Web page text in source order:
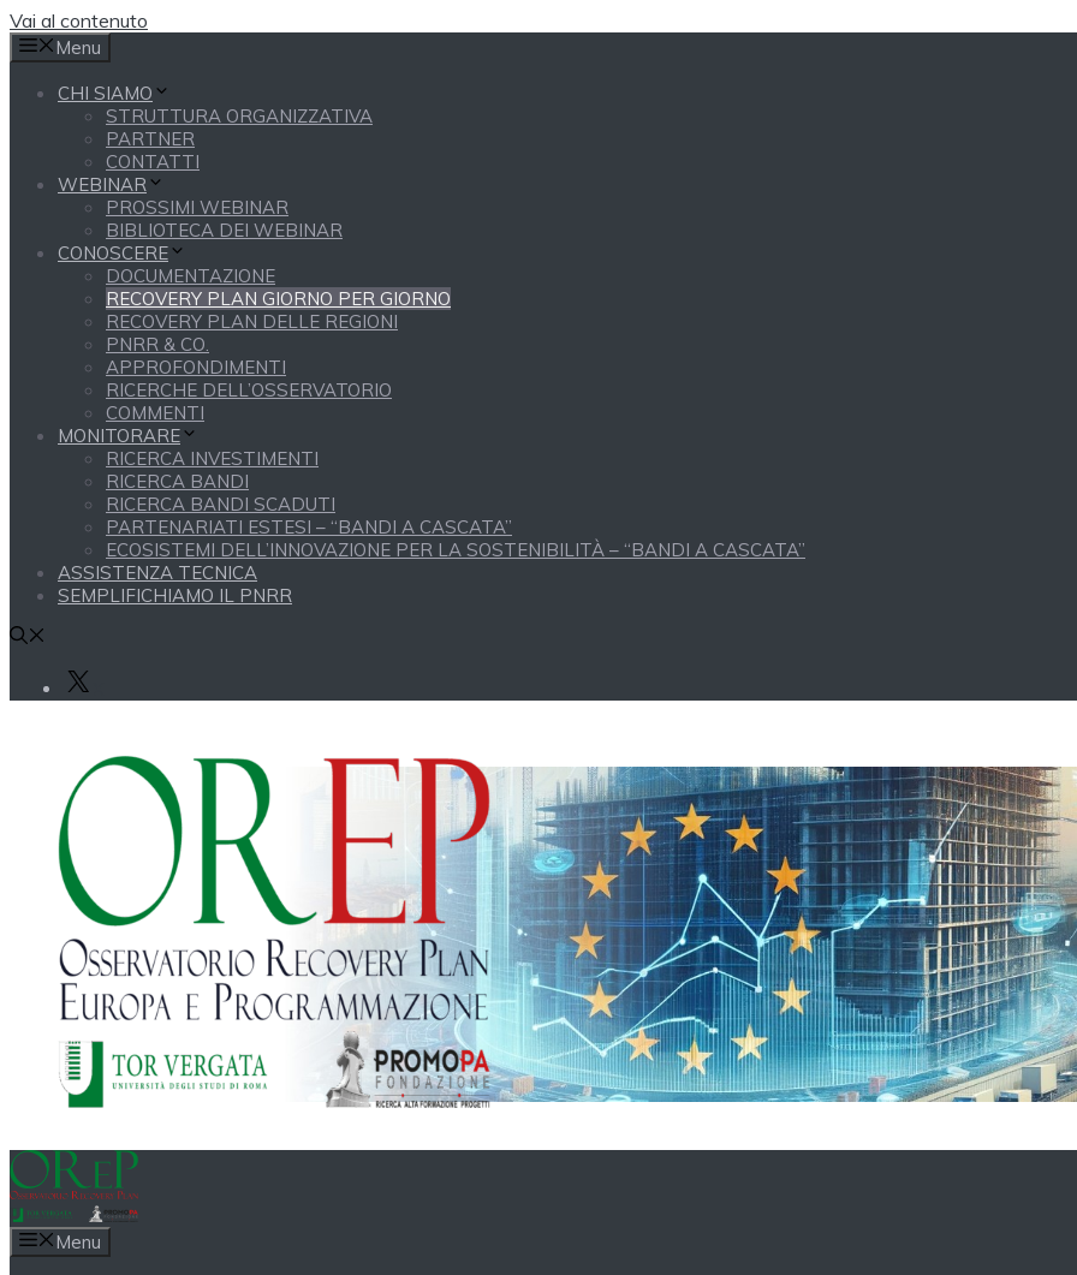
Vai al contenuto
Menu
CHI SIAMO
STRUTTURA ORGANIZZATIVA
PARTNER
CONTATTI
WEBINAR
PROSSIMI WEBINAR
BIBLIOTECA DEI WEBINAR
CONOSCERE
DOCUMENTAZIONE
RECOVERY PLAN GIORNO PER GIORNO
RECOVERY PLAN DELLE REGIONI
PNRR & CO.
APPROFONDIMENTI
RICERCHE DELL’OSSERVATORIO
COMMENTI
MONITORARE
RICERCA INVESTIMENTI
RICERCA BANDI
RICERCA BANDI SCADUTI
PARTENARIATI ESTESI – “BANDI A CASCATA”
ECOSISTEMI DELL’INNOVAZIONE PER LA SOSTENIBILITÀ – “BANDI A CASCATA”
ASSISTENZA TECNICA
SEMPLIFICHIAMO IL PNRR
Menu